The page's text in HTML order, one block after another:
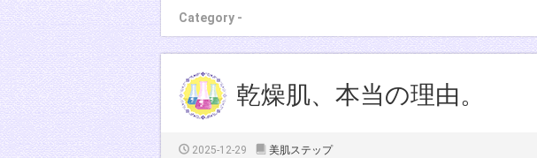
Category -
乾燥肌、本当の理由。
2025-12-29 美肌ステップ